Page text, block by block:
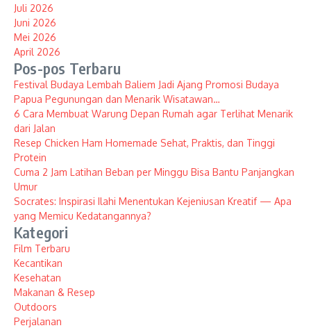
Juli 2026
Juni 2026
Mei 2026
April 2026
Pos-pos Terbaru
Festival Budaya Lembah Baliem Jadi Ajang Promosi Budaya
Papua Pegunungan dan Menarik Wisatawan…
6 Cara Membuat Warung Depan Rumah agar Terlihat Menarik
dari Jalan
Resep Chicken Ham Homemade Sehat, Praktis, dan Tinggi
Protein
Cuma 2 Jam Latihan Beban per Minggu Bisa Bantu Panjangkan
Umur
Socrates: Inspirasi Ilahi Menentukan Kejeniusan Kreatif — Apa
yang Memicu Kedatangannya?
Kategori
Film Terbaru
Kecantikan
Kesehatan
Makanan & Resep
Outdoors
Perjalanan